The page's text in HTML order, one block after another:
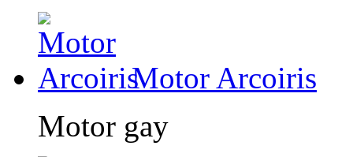
Motor Arcoiris
Motor gay